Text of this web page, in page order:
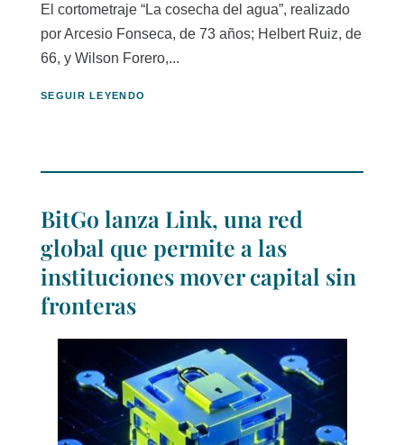
El cortometraje “La cosecha del agua”, realizado
por Arcesio Fonseca, de 73 años; Helbert Ruiz, de
66, y Wilson Forero,...
SEGUIR LEYENDO
BitGo lanza Link, una red
global que permite a las
instituciones mover capital sin
fronteras